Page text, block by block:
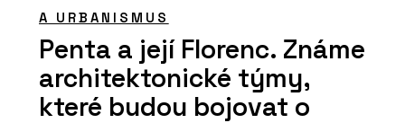
A URBANISMUS
Penta a její Florenc. Známe
architektonické týmy,
které budou bojovat o